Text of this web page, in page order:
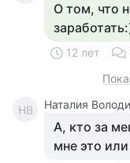
О том, что
12 лет
НВ Наталия
А, кто за
мне это